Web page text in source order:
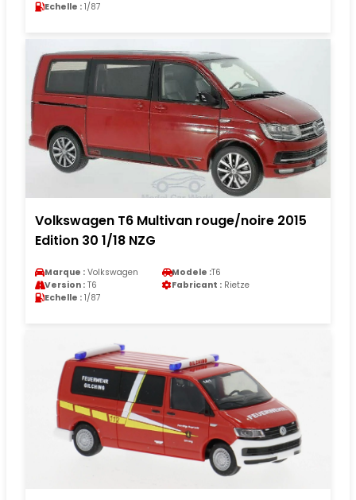
Echelle : 1/87
Volkswagen T6 Multivan rouge/noire 2015
Edition 30 1/18 NZG
Marque : Volkswagen Modele :T6
Version : T6 Fabricant : Rietze
Echelle : 1/87